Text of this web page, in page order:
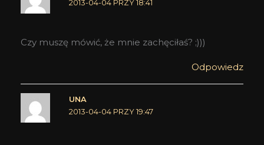
2013-04-04 PRZY 18:41
Czy muszę mówić, że mnie zachęciłaś? ;)))
Odpowiedz
UNA
2013-04-04 PRZY 19:47